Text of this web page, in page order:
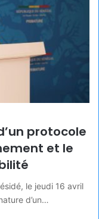
protocole
et le
le jeudi 16 avril
d’un…